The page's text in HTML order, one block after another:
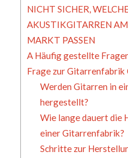
NICHT SICHER,
AKUSTIKGITARREN
MARKT PASSEN
A Häufig gestellte
Frage zur Gitarrenfabrik
Werden Gitarren in
hergestellt?
Wie lange dauert die
einer Gitarrenfabrik?
Schritte zur